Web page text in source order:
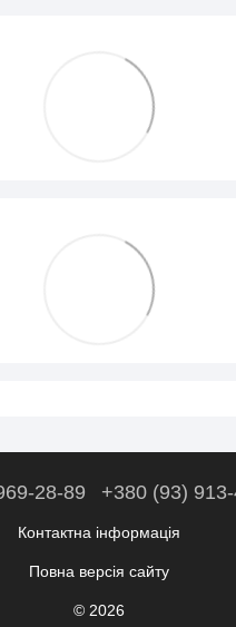
28-89 +380 (93)
Контактна інформація
Повна версія сайту
© 2026